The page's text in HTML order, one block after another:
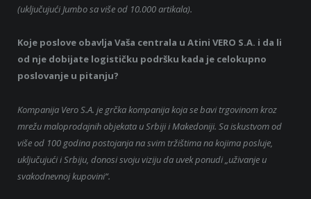
(uključujući Jumbo sa više od 10.000 artikala).
Koje poslove obavlja Vaša centrala u Atini VERO S.A. i da li
od nje dobijate logističku podršku kada je celokupno
poslovanje u pitanju?
Kompanija Vero S.A. je grčka kompanija koja se bavi trgovinom kroz
mrežu maloprodajnih objekata u Srbiji i Makedoniji. Sa iskustvom od
više od 100 godina postojanja na svim tržištima na kojima posluje,
uključujući i Srbiju, donosi svoju viziju da uvek ponudi „uživanje u
svakodnevnoj kupovini“.